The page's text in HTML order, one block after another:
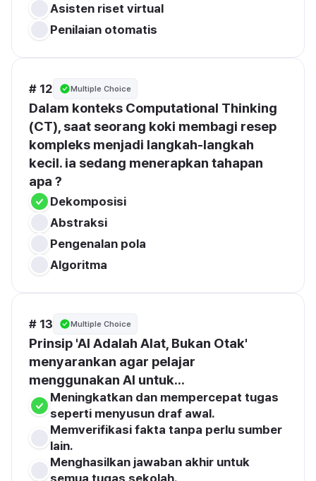
Asisten riset virtual
Penilaian otomatis
# 12 Multiple Choice
Dalam konteks Computational Thinking
(CT), saat seorang koki membagi resep
kompleks menjadi langkah-langkah
kecil. ia sedang menerapkan tahapan
apa ?
Dekomposisi
Abstraksi
Pengenalan pola
Algoritma
# 13 Multiple Choice
Prinsip 'AI Adalah Alat, Bukan Otak'
menyarankan agar pelajar
menggunakan AI untuk...
Meningkatkan dan mempercepat tugas
seperti menyusun draf awal.
Memverifikasi fakta tanpa perlu sumber
lain.
Menghasilkan jawaban akhir untuk
semua tugas sekolah.